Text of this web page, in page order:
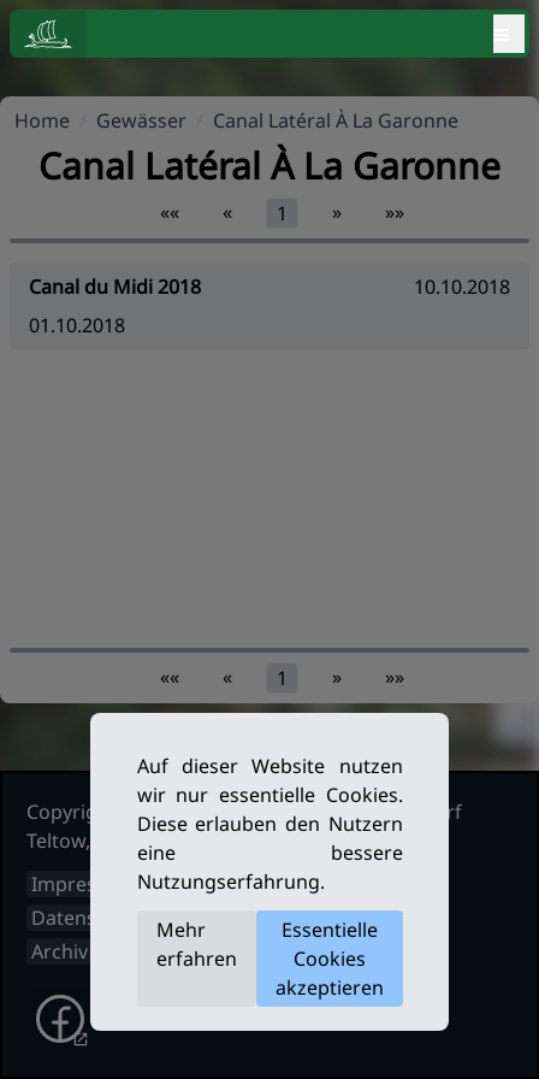
Home Gewässer Canal Latéral À La Garonne
Canal Latéral À La Garonne
«« « 1 » »»
Canal du Midi 2018
10.10.2018
01.10.2018
«« « 1 » »»
Copyright Ruderclub Kleinmachnow Stahnsdorf
Teltow, 2026. Alle Rechte vorbehalten.
Impressum
Datenschutz
Archiv
Auf dieser Website nutzen
wir nur essentielle Cookies.
Diese erlauben den Nutzern
eine bessere
Nutzungserfahrung.
Mehr
erfahren
Essentielle
Cookies
akzeptieren